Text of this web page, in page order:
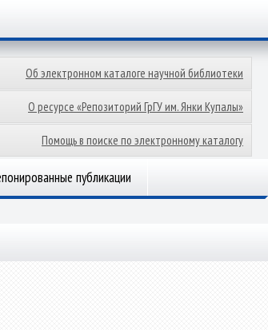
Об электронном каталоге научной библиотеки
О ресурсе «Репозиторий ГрГУ им. Янки Купалы»
Помощь в поиске по электронному каталогу
публикации